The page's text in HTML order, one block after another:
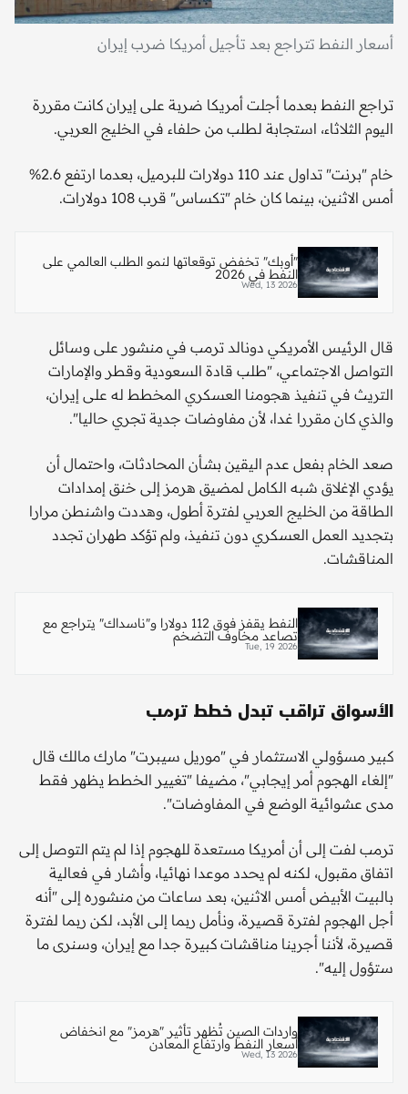
أسعار النفط تتراجع بعد تأجيل أمريكا ضرب إيران
تراجع النفط بعدما أجلت أمريكا ضربة على إيران كانت مقررة
اليوم الثلاثاء، استجابة لطلب من حلفاء في الخليج العربي.
خام "برنت" تداول عند 110 دولارات للبرميل، بعدما ارتفع 2.6%
أمس الاثنين، بينما كان خام "تكساس" قرب 108 دولارات.
"أوبك" تخفض توقعاتها لنمو الطلب العالمي على
النفط في 2026
Wed, 13 2026
قال الرئيس الأمريكي دونالد ترمب في منشور على وسائل
التواصل الاجتماعي، "طلب قادة السعودية وقطر والإمارات
التريث في تنفيذ هجومنا العسكري المخطط له على إيران،
والذي كان مقررا غدا، لأن مفاوضات جدية تجري حاليا".
صعد الخام بفعل عدم اليقين بشأن المحادثات، واحتمال أن
يؤدي الإغلاق شبه الكامل لمضيق هرمز إلى خنق إمدادات
الطاقة من الخليج العربي لفترة أطول، وهددت واشنطن مرارا
بتجديد العمل العسكري دون تنفيذ، ولم تؤكد طهران تجدد
المناقشات.
النفط يقفز فوق 112 دولارا و"ناسداك" يتراجع مع
تصاعد مخاوف التضخم
Tue, 19 2026
الأسواق تراقب تبدل خطط ترمب
كبير مسؤولي الاستثمار في "موريل سيبرت" مارك مالك قال
"إلغاء الهجوم أمر إيجابي"، مضيفا "تغيير الخطط يظهر فقط
مدى عشوائية الوضع في المفاوضات".
ترمب لفت إلى أن أمريكا مستعدة للهجوم إذا لم يتم التوصل إلى
اتفاق مقبول، لكنه لم يحدد موعدا نهائيا، وأشار في فعالية
بالبيت الأبيض أمس الاثنين، بعد ساعات من منشوره إلى "أنه
أجل الهجوم لفترة قصيرة، ونأمل ربما إلى الأبد، لكن ربما لفترة
قصيرة، لأننا أجرينا مناقشات كبيرة جدا مع إيران، وسنرى ما
ستؤول إليه".
واردات الصين تُظهر تأثير "هرمز" مع انخفاض
أسعار النفط وارتفاع المعادن
Wed, 13 2026